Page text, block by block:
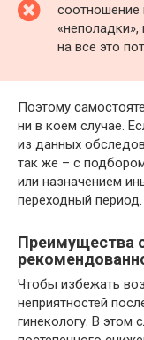
соотношение
на все это
Поэтому
ни в коем случае.
из данных
так же – с
или назначением
переходный период.
Преимущества
Чтобы избежать
неприятностей
гинекологу. В этом